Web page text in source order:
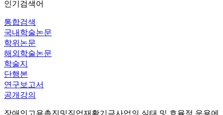
인기검색어
통합검색
국내학술논문
학위논문
해외학술논문
학술지
단행본
연구보고서
공개강의
장애인고용촉진및직업재활기금사업의 실태 및 효율적 운용에